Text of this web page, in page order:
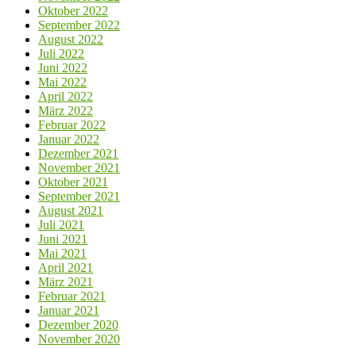
Oktober 2022
September 2022
August 2022
Juli 2022
Juni 2022
Mai 2022
April 2022
März 2022
Februar 2022
Januar 2022
Dezember 2021
November 2021
Oktober 2021
September 2021
August 2021
Juli 2021
Juni 2021
Mai 2021
April 2021
März 2021
Februar 2021
Januar 2021
Dezember 2020
November 2020